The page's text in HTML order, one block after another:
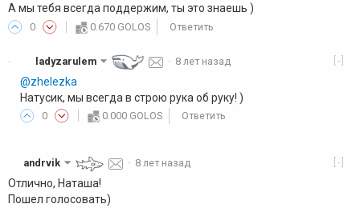
А мы тебя всегда поддержим, ты это знаешь )
0 0.670 GOLOS Ответить
· [-]
ladyzarulem · 8 лет назад
@zhelezka
Натусик, мы всегда в строю рука об руку! )
0 0.000 GOLOS Ответить
[-]
andrvik · 8 лет назад
Отлично, Наташа!
Пошел голосовать)